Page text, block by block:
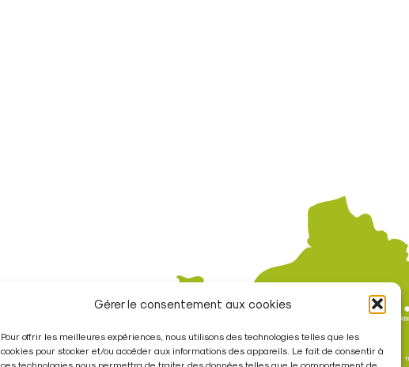
Gérer le consentement aux cookies
Pour offrir les meilleures expériences, nous utilisons des technologies telles que les
cookies pour stocker et/ou accéder aux informations des appareils. Le fait de consentir à
ces technologies nous permettra de traiter des données telles que le comportement de